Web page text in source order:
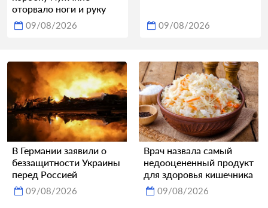
оторвало ноги и руку
09/08/2026 09/08/2026
В Германии заявили о
беззащитности Украины
перед Россией
09/08/2026
Врач назвала самый
недооцененный продукт
для здоровья кишечника
09/08/2026